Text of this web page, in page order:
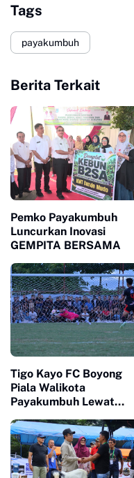
Tags
payakumbuh
Berita Terkait
Pemko Payakumbuh
Luncurkan Inovasi
GEMPITA BERSAMA
Tigo Kayo FC Boyong
Piala Walikota
Payakumbuh Lewat